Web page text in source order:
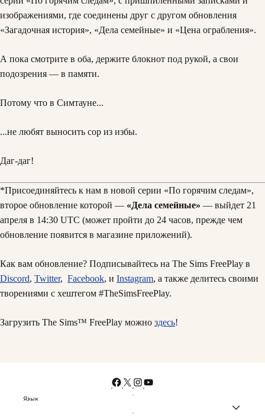
А пока смотрите в оба, держите блокнот под рукой, а свои
подозрения — в памяти.
Потому что в Симтауне...
...не любят выносить сор из избы.
Даг-даг!
*Присоединяйтесь к нам в новой серии «По горячим следам»,
второе обновление которой — «Дела семейные» — выйдет 21
апреля в 14:30 UTC (может пройти до 24 часов, прежде чем
обновление появится в магазине приложений).
Как вам обновление? Подписывайтесь на The Sims FreePlay в
Discord, Twitter, Facebook, и Instagram, а также делитесь своими
творениями с хештегом #TheSimsFreePlay.
Загрузить The Sims™ FreePlay можно здесь!
Язык